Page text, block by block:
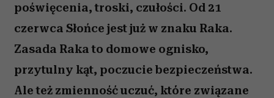
poświęcenia, troski, czułości. Od 21
czerwca Słońce jest już w znaku Raka.
Zasada Raka to domowe ognisko,
przytulny kąt, poczucie bezpieczeństwa.
Ale też zmienność uczuć, które związane